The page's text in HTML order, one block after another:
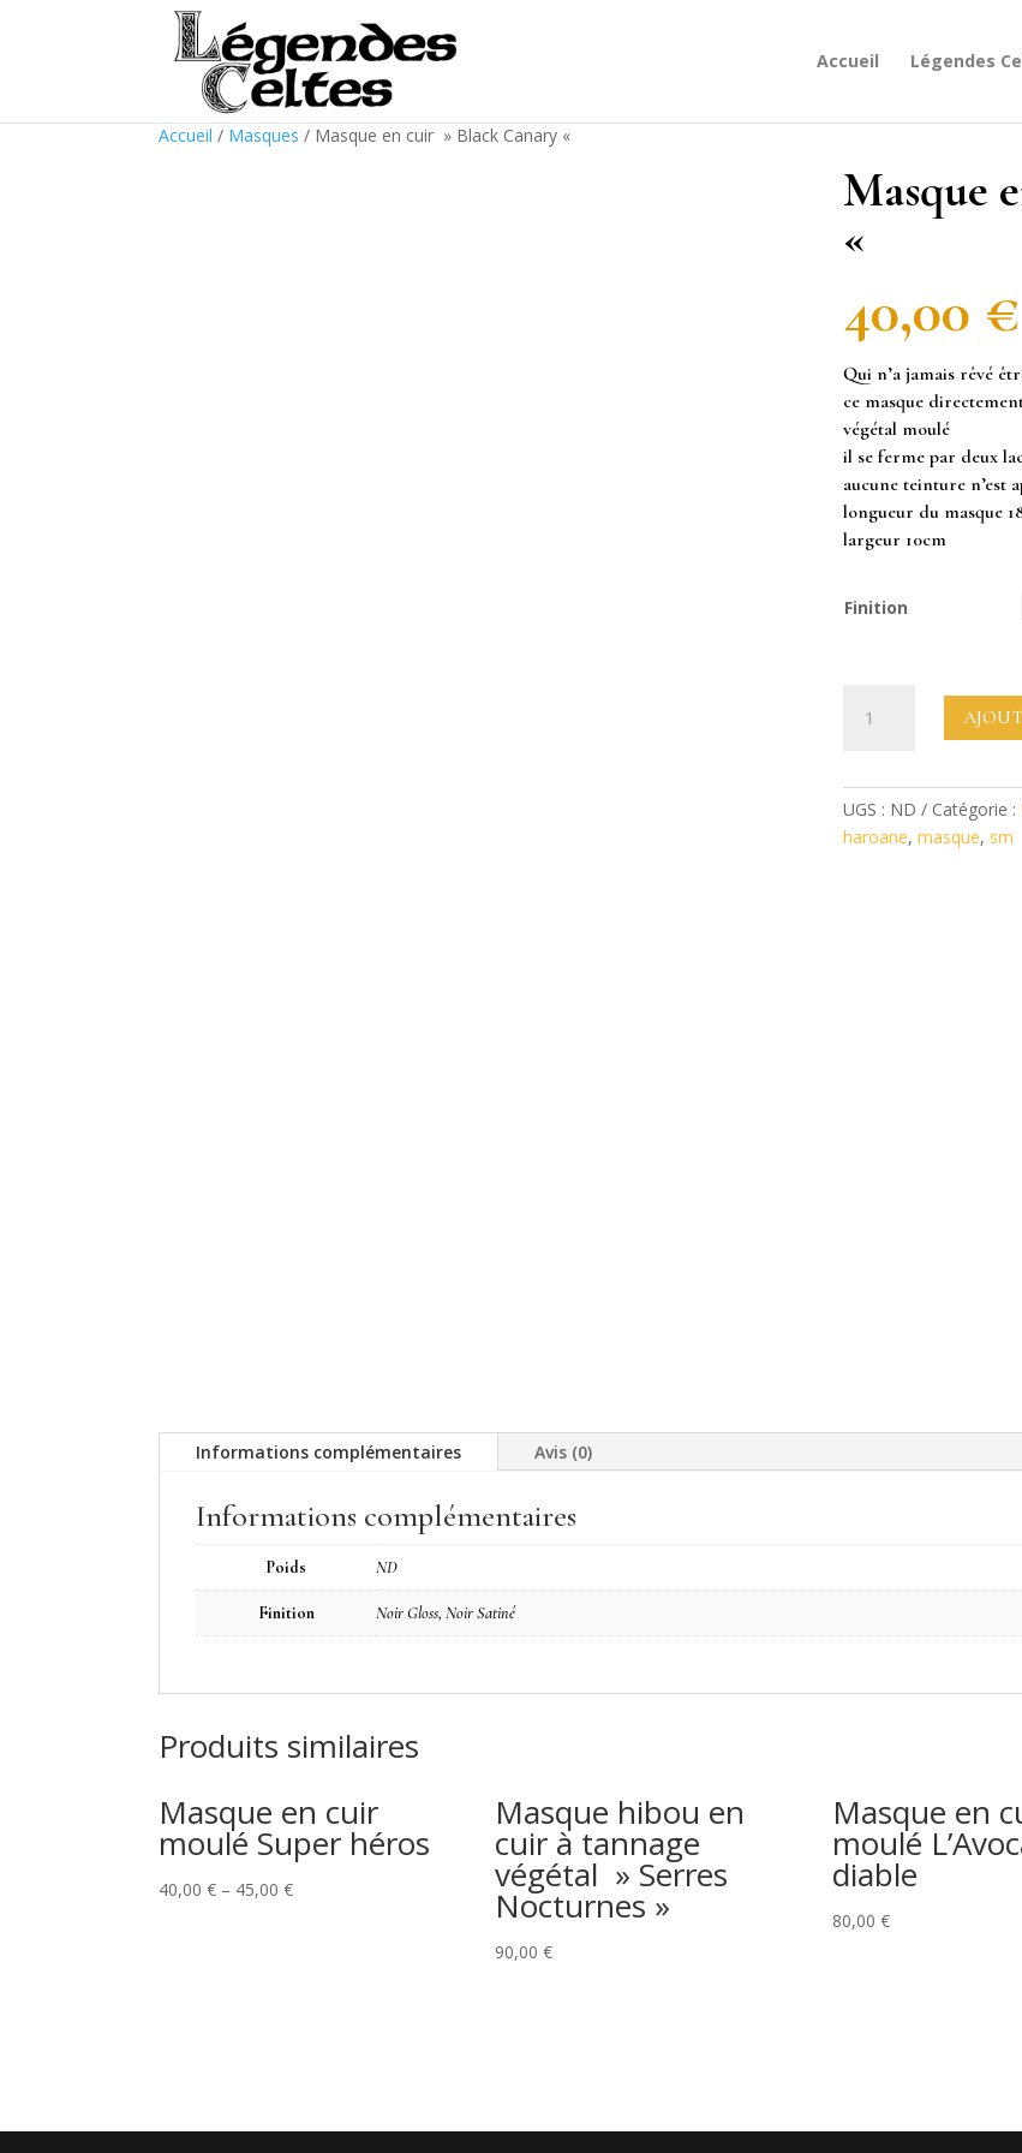
Accueil Légendes
Accueil / Masques / Masque en cuir » Black Canary «
Masque
«
40,00 €
Qui n’a jamais rêvé
ce masque
végétal moulé
il se ferme par deux
aucune teinture n’est
longueur du masque
largeur 10cm
Finition
cuir
"
UGS : ND Catégorie :
haroane, masque, sm
Informations complémentaires Avis (0)
Informations complémentaires
Poids ND
Finition Noir Gloss, Noir Satiné
Produits similaires
Masque en cuir
moulé Super héros
40,00 € – 45,00 €
Masque hibou en
cuir à tannage
végétal » Serres
Nocturnes »
90,00€
Masque en
moulé
diable
80,00 €